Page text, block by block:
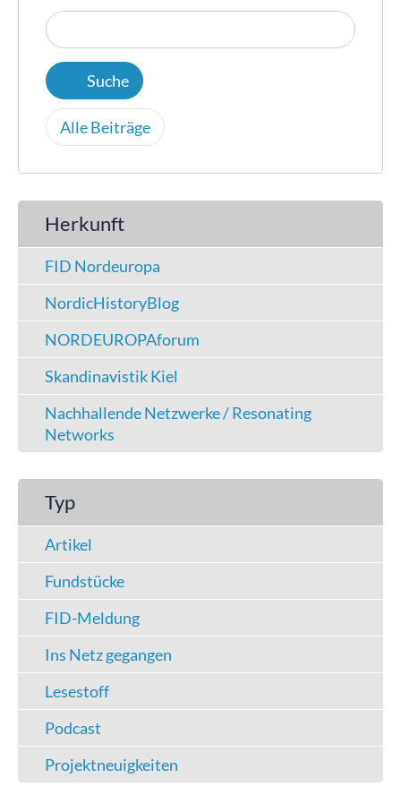
Alle Beiträge
Herkunft
FID Nordeuropa
NordicHistoryBlog
NORDEUROPAforum
Skandinavistik Kiel
Nachhallende Netzwerke / Resonating
Networks
Typ
Artikel
Fundstücke
FID-Meldung
Ins Netz gegangen
Lesestoff
Podcast
Projektneuigkeiten